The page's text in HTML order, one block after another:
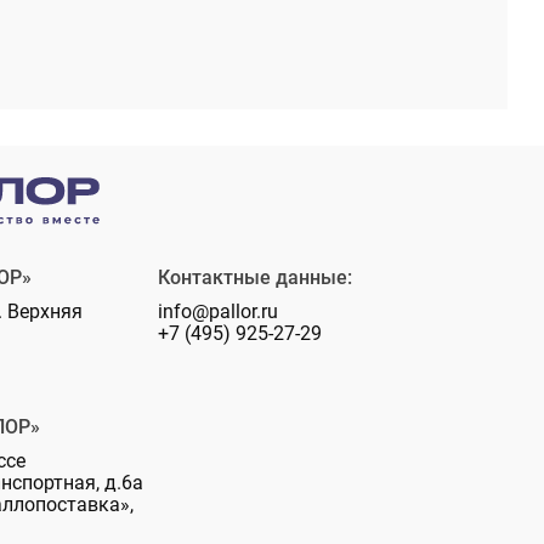
Верхняя
д.6а
Контактные данные:
info@pallor.ru
+7 (495) 925-27-29